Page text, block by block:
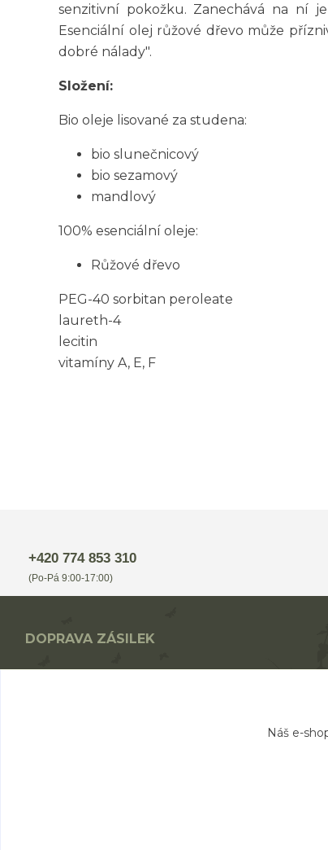
senzitivní pokožku. Zanechává na ní
Esenciální olej růžové dřevo může
dobré nálady".
Složení:
Bio oleje lisované za studena:
bio slunečnicový
bio sezamový
mandlový
100% esenciální oleje:
Růžové dřevo
PEG-40 sorbitan peroleate
laureth-4
lecitin
vitamíny A, E, F
+420 774 853 310
(Po-Pá 9:00-17:00)
DOPRAVA ZÁSILEK
Náš e-